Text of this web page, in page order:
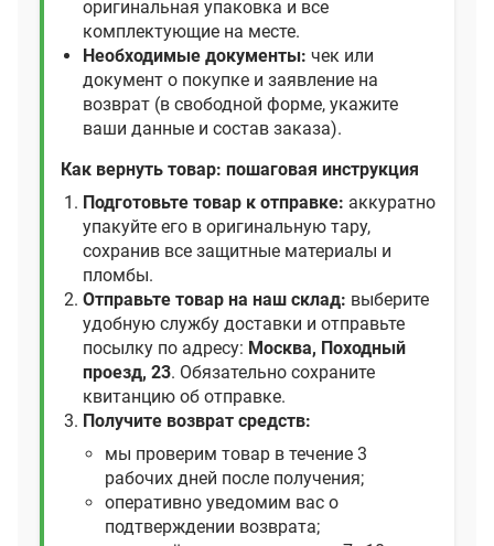
оригинальная упаковка и все
комплектующие на месте.
Необходимые документы: чек или
документ о покупке и заявление на
возврат (в свободной форме, укажите
ваши данные и состав заказа).
Как вернуть товар: пошаговая инструкция
Подготовьте товар к отправке: аккуратно
упакуйте его в оригинальную тару,
сохранив все защитные материалы и
пломбы.
Отправьте товар на наш склад: выберите
удобную службу доставки и отправьте
посылку по адресу: Москва, Походный
проезд, 23. Обязательно сохраните
квитанцию об отправке.
Получите возврат средств:
мы проверим товар в течение 3
рабочих дней после получения;
оперативно уведомим вас о
подтверждении возврата;